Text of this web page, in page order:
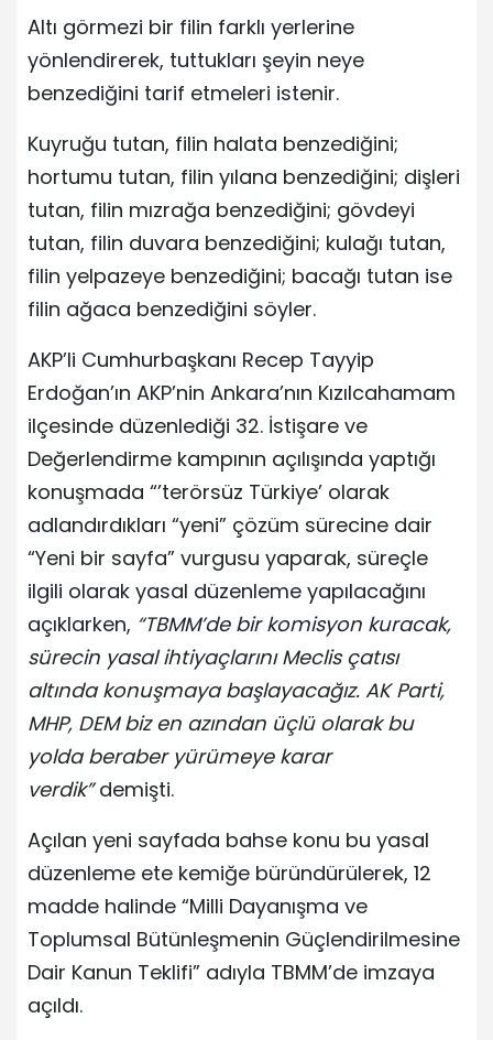
Altı görmezi bir filin farklı yerlerine
yönlendirerek, tuttukları şeyin neye
benzediğini tarif etmeleri istenir.
Kuyruğu tutan, filin halata benzediğini;
hortumu tutan, filin yılana benzediğini; dişleri
tutan, filin mızrağa benzediğini; gövdeyi
tutan, filin duvara benzediğini; kulağı tutan,
filin yelpazeye benzediğini; bacağı tutan ise
filin ağaca benzediğini söyler.
AKP’li Cumhurbaşkanı Recep Tayyip
Erdoğan’ın AKP’nin Ankara’nın Kızılcahamam
ilçesinde düzenlediği 32. İstişare ve
Değerlendirme kampının açılışında yaptığı
konuşmada “’terörsüz Türkiye’ olarak
adlandırdıkları “yeni” çözüm sürecine dair
“Yeni bir sayfa” vurgusu yaparak, süreçle
ilgili olarak yasal düzenleme yapılacağını
açıklarken, “TBMM’de bir komisyon kuracak,
sürecin yasal ihtiyaçlarını Meclis çatısı
altında konuşmaya başlayacağız. AK Parti,
MHP, DEM biz en azından üçlü olarak bu
yolda beraber yürümeye karar
verdik”demişti.
Açılan yeni sayfada bahse konu bu yasal
düzenleme ete kemiğe büründürülerek, 12
madde halinde “Milli Dayanışma ve
Toplumsal Bütünleşmenin Güçlendirilmesine
Dair Kanun Teklifi” adıyla TBMM’de imzaya
açıldı.